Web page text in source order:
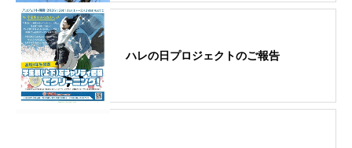
ハレの日プロジェクトのご報告